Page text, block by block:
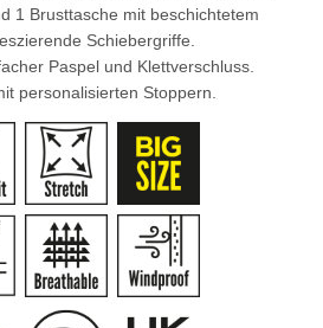
1 Brusttasche mit beschichtetem
Schiebergriffe.
Paspel und Klettverschluss.
personalisierten Stoppern.